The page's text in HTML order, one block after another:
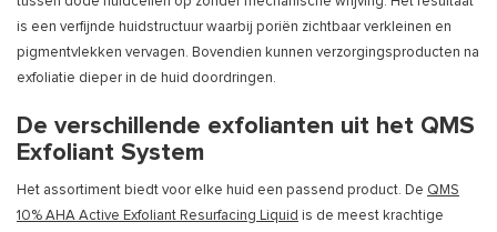
is een verfijnde huidstructuur waarbij poriën zichtbaar verkleinen en
pigmentvlekken vervagen. Bovendien kunnen verzorgingsproducten na
exfoliatie dieper in de huid doordringen.
De verschillende exfolianten uit het QMS
Exfoliant System
Het assortiment biedt voor elke huid een passend product. De QMS
10% AHA Active Exfoliant Resurfacing Liquid is de meest krachtige